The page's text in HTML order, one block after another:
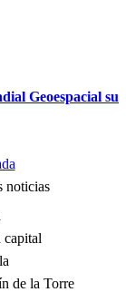
Geoespacial su
noticias
capital
de la Torre